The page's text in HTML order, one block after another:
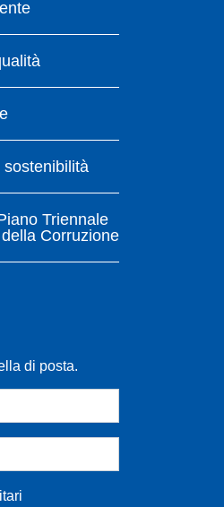
sostenibilità
Triennale
Corruzione
di posta.